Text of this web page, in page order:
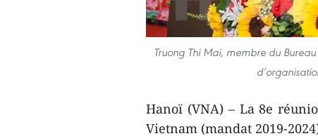
Truong Thi Mai, membre du
Hanoï (VNA) – La 8e
Vietnam (mandat 2019-